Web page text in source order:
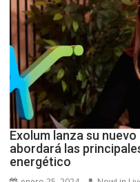
Exolum lanza su nuevo
abordará las
energético